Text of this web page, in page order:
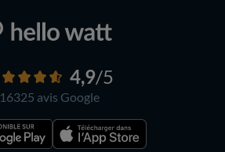
4,9/5
16325 avis Google